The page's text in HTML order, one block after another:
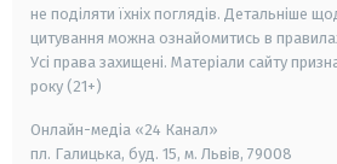
не поділяти їхніх поглядів. Детальніше
цитування можна ознайомитись в
Усі права захищені. Матеріали сайту
року (21+)
Онлайн-медіа «24 Канал»
пл. Галицька, буд. 15, м. Львів, 79008